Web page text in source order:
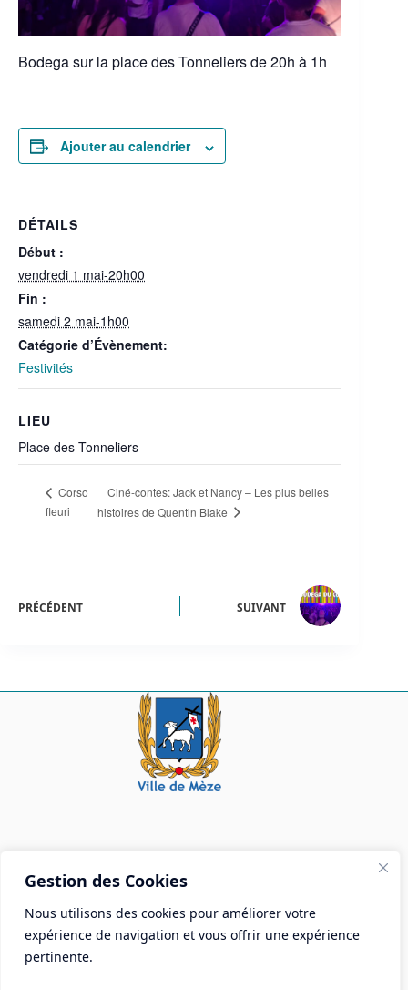
Gestion des Cookies
Nous utilisons des cookies pour améliorer votre
expérience de navigation et vous offrir une expérience
pertinente.
Bodega sur la place des Tonneliers de 20h à 1h
Ajouter au calendrier
DÉTAILS
Début :
vendredi 1 mai-20h00
Fin :
samedi 2 mai-1h00
Catégorie d’Évènement:
Festivités
LIEU
Place des Tonneliers
Corso
fleuri
Ciné-contes: Jack et Nancy – Les plus belles
histoires de Quentin Blake
PRÉCÉDENT SUIVANT
Mairie de Mèze
Place Aristide Briand - BP 28 34140 Mèze
Tél :04 67 18 30 30
Mail :